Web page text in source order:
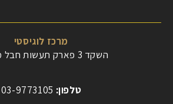
מרכז לוגיסטי
השקד 3 פארק תעשות חבל מודיעין
טלפון: 03-9773105